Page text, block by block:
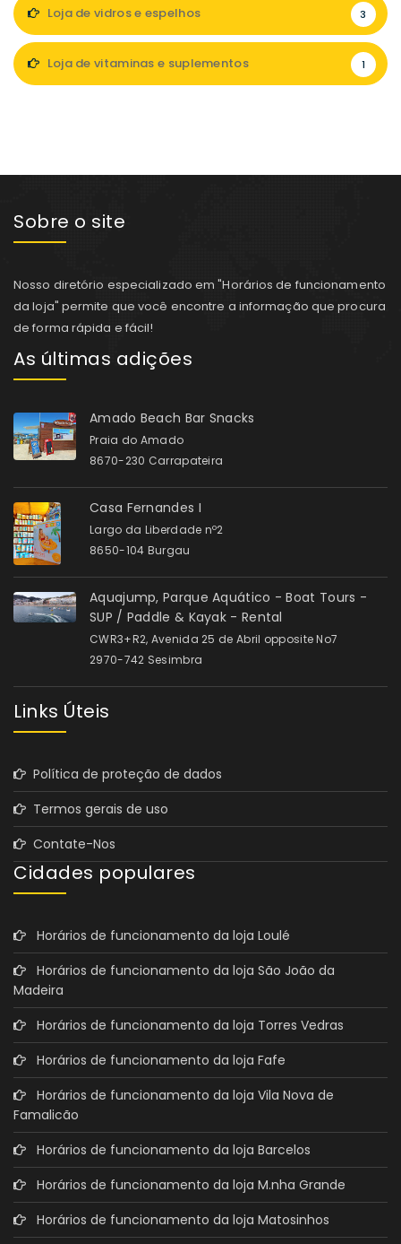
Loja de vidros e espelhos 3
Loja de vitaminas e suplementos 1
Sobre o site
Nosso diretório especializado em "Horários de funcionamento
da loja" permite que você encontre a informação que procura
de forma rápida e fácil!
As últimas adições
Amado Beach Bar Snacks
Praia do Amado
8670-230 Carrapateira
Casa Fernandes I
Largo da Liberdade nº2
8650-104 Burgau
Aquajump, Parque Aquático - Boat Tours -
SUP / Paddle & Kayak - Rental
CWR3+R2, Avenida 25 de Abril opposite No7
2970-742 Sesimbra
Links Úteis
Política de proteção de dados
Termos gerais de uso
Contate-Nos
Cidades populares
Horários de funcionamento da loja Loulé
Horários de funcionamento da loja São João da
Madeira
Horários de funcionamento da loja Torres Vedras
Horários de funcionamento da loja Fafe
Horários de funcionamento da loja Vila Nova de
Famalicão
Horários de funcionamento da loja Barcelos
Horários de funcionamento da loja M.nha Grande
Horários de funcionamento da loja Matosinhos